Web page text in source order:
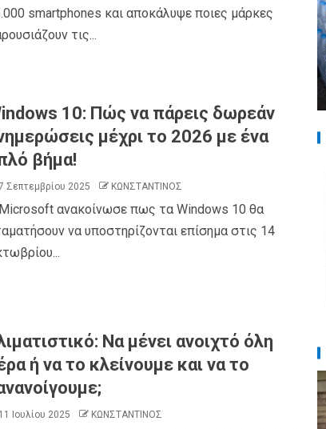
smartphones και αποκάλυψε ποιες μάρκες
τις...
10: Πώς να πάρεις δωρεάν
μέχρι το 2026 με ένα
βήμα!
Σεπτεμβρίου 2025 ΚΩΝΣΤΑΝΤΙΝΟΣ
ανακοίνωσε πως τα Windows 10 θα
να υποστηρίζονται επίσημα στις 14
Να μένει ανοιχτό όλη
ή να το κλείνουμε και να το
11 Ιουλίου 2025 ΚΩΝΣΤΑΝΤΙΝΟΣ